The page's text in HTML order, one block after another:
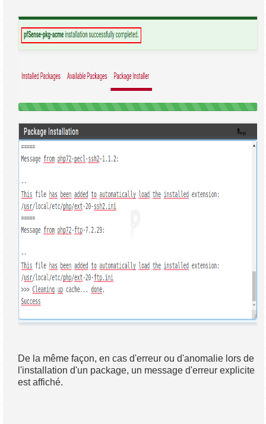
De la même façon, en cas d'erreur ou d'anomalie lors de
l'installation d'un package, un message d'erreur explicite
est affiché.